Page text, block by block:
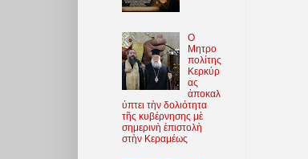
O
Μητρο
πολίτης
Κερκύρ
ας
ἀποκαλ
ύπτει τὴν δολιότητα
τῆς κυβέρνησης μὲ
σημερινὴ ἐπιστολὴ
στὴν Κεραμέως